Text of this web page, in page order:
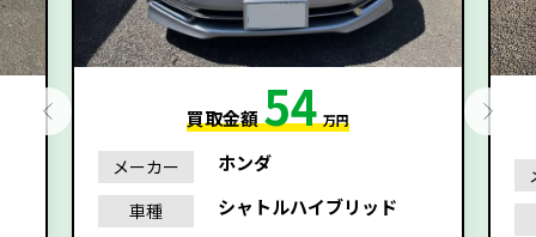
買取金額54 万円
メーカー ホンダ
車種 シャトルハイブリッド